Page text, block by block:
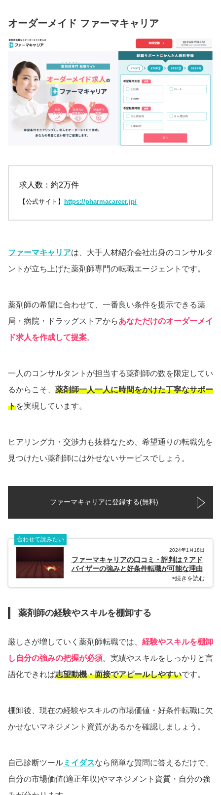
オーダーメイド ファーマキャリア
求人数：約2万件
【公式サイト】 https://pharmacareer.jp/
ファーマキャリアは、大手人材紹介会社出身のコンサルタ
ントが立ち上げた薬剤師専門の転職エージェントです。
薬剤師の希望に合わせて、一番良い条件を提示できる薬
局・病院・ドラッグストアからあなただけのオーダーメイ
ド求人を作成して提案。
一人のコンサルタントが担当する薬剤師の数を限定してい
るからこそ、 薬剤師一人一人に時間をかけた丁寧なサポー
トを実現しています。
ヒアリング力・交渉力も抜群なため、希望通りの転職先を
見つけたい薬剤師には外せないサービスでしょう。
ファーマキャリアに登録する(無料)
合わせて読みたい
2024年1月18日
ファーマキャリアの口コミ・評判は？アド
バイザーの強みと好条件転職が可能な理由
>続きを読む
薬剤師の経験やスキルを棚卸する
厳しさが増していく薬剤師転職では、 経験やスキルを棚卸
し自分の強みの把握が必須。実績やスキルをしっかりと言
語化できれば志望動機・面接でアピールしやすいです。
棚卸後、現在の経験やスキルの市場価値・好条件転職に欠
かせないマネジメント資質があるかを確認しましょう。
自己診断ツールミイダスなら簡単な質問に答えるだけで、
自分の市場価値(適正年収)やマネジメント資質・自分の強